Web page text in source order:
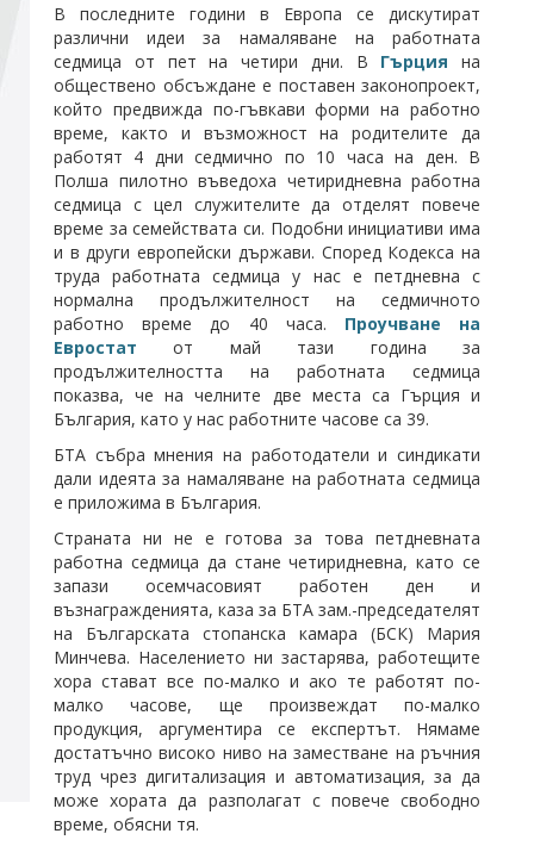
Абонирайте се!
В последните години в Европа се дискутират
различни идеи за намаляване на работната
седмица от пет на четири дни. В Гърция на
обществено обсъждане е поставен законопроект,
който предвижда по-гъвкави форми на работно
време, както и възможност на родителите да
работят 4 дни седмично по 10 часа на ден. В
Полша пилотно въведоха четиридневна работна
седмица с цел служителите да отделят повече
време за семействата си. Подобни инициативи има
и в други европейски държави. Според Кодекса на
труда работната седмица у нас е петдневна с
нормална продължителност на седмичното
работно време до 40 часа. Проучване на
Евростат от май тази година за
продължителността на работната седмица
показва, че на челните две места са Гърция и
България, като у нас работните часове са 39.
БТА събра мнения на работодатели и синдикати
дали идеята за намаляване на работната седмица
е приложима в България.
Страната ни не е готова за това петдневната
работна седмица да стане четиридневна, като се
запази осемчасовият работен ден и
възнагражденията, каза за БТА зам.-председателят
на Българската стопанска камара (БСК) Мария
Минчева. Населението ни застарява, работещите
хора стават все по-малко и ако те работят по-
малко часове, ще произвеждат по-малко
продукция, аргументира се експертът. Нямаме
достатъчно високо ниво на заместване на ръчния
труд чрез дигитализация и автоматизация, за да
може хората да разполагат с повече свободно
време, обясни тя.